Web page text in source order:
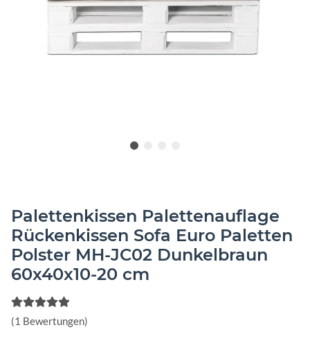
Palettenkissen Palettenauflage
Rückenkissen Sofa Euro Paletten
Polster MH-JC02 Dunkelbraun
60x40x10-20 cm
(1 Bewertungen)